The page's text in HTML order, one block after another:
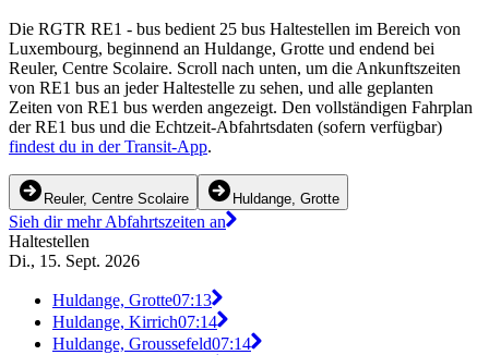
Die RGTR RE1 - bus bedient 25 bus Haltestellen im Bereich von
Luxembourg, beginnend an Huldange, Grotte und endend bei
Reuler, Centre Scolaire. Scroll nach unten, um die Ankunftszeiten
von RE1 bus an jeder Haltestelle zu sehen, und alle geplanten
Zeiten von RE1 bus werden angezeigt. Den vollständigen Fahrplan
der RE1 bus und die Echtzeit-Abfahrtsdaten (sofern verfügbar)
findest du in der Transit-App.
Reuler, Centre Scolaire Huldange, Grotte
Sieh dir mehr Abfahrtszeiten an
Haltestellen
Di., 15. Sept. 2026
Huldange, Grotte07:13
Huldange, Kirrich07:14
Huldange, Groussefeld07:14